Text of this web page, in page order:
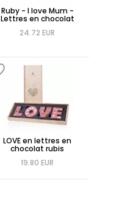
Ruby - I love Mum -
Lettres en chocolat
24.72 EUR
LOVE en lettres en
chocolat rubis
19.80 EUR